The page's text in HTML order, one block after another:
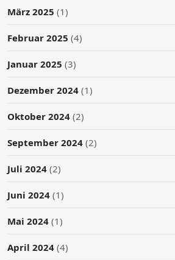
März 2025 (1)
Februar 2025 (4)
Januar 2025 (3)
Dezember 2024 (1)
Oktober 2024 (2)
September 2024 (2)
Juli 2024 (2)
Juni 2024 (1)
Mai 2024 (1)
April 2024 (4)